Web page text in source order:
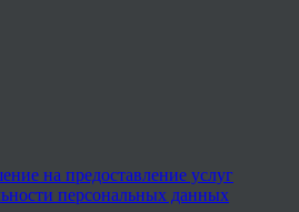
на предоставление услуг
персональных данных